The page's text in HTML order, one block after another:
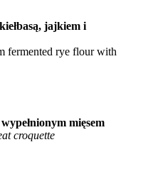
jajkiem i
fermented rye flour with
mięsem
croquette